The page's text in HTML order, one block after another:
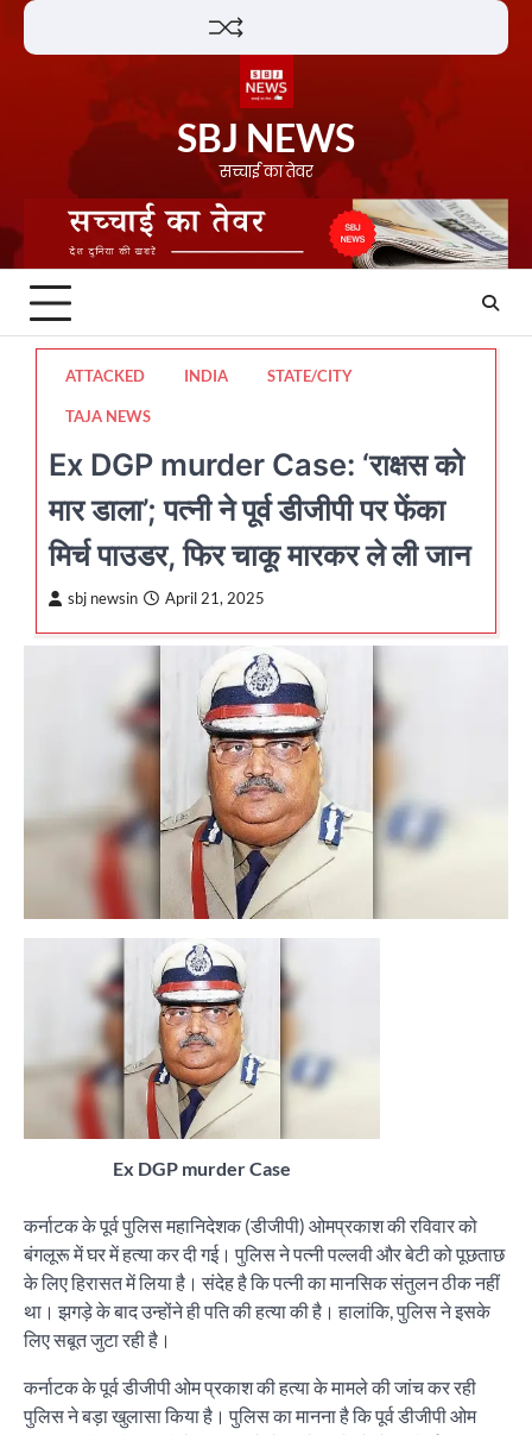
Skip
SBJ NEWS
सच्चाई का तेवर
ATTACKED INDIA STATE/CITY
TAJA NEWS
Ex DGP murder Case: ‘राक्षस को
मार डाला’; पत्नी ने पूर्व डीजीपी पर फेंका
मिर्च पाउडर, फिर चाकू मारकर ले ली जान
sbj newsin April 21, 2025
Ex DGP murder Case
कर्नाटक के पूर्व पुलिस महानिदेशक (डीजीपी) ओमप्रकाश की रविवार को
बंगलूरू में घर में हत्या कर दी गई। पुलिस ने पत्नी पल्लवी और बेटी को पूछताछ
के लिए हिरासत में लिया है। संदेह है कि पत्नी का मानसिक संतुलन ठीक नहीं
था। झगड़े के बाद उन्होंने ही पति की हत्या की है। हालांकि, पुलिस ने इसके
लिए सबूत जुटा रही है।
कर्नाटक के पूर्व डीजीपी ओम प्रकाश की हत्या के मामले की जांच कर रही
पुलिस ने बड़ा खुलासा किया है। पुलिस का मानना है कि पूर्व डीजीपी ओम